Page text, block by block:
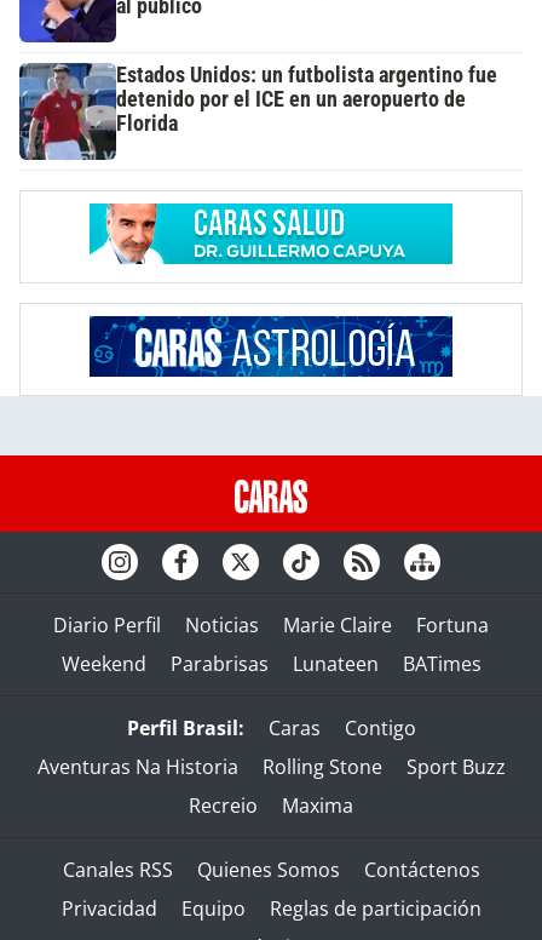
al público
Estados Unidos: un futbolista argentino fue
detenido por el ICE en un aeropuerto de
Florida
Diario Perfil Noticias Marie Claire
Fortuna
Weekend
Parabrisas Lunateen BATimes
Perfil Brasil: Caras
Contigo
Aventuras Na Historia
Rolling Stone
Sport Buzz
Recreio
Maxima
Canales RSS Quienes Somos
Contáctenos
Privacidad
Equipo
Reglas de participación